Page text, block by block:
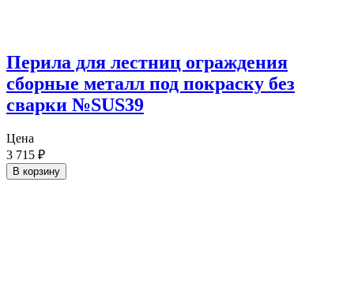
Перила для лестниц ограждения
сборные металл под покраску без
сварки №SUS39
Цена
3 715 ₽
В корзину